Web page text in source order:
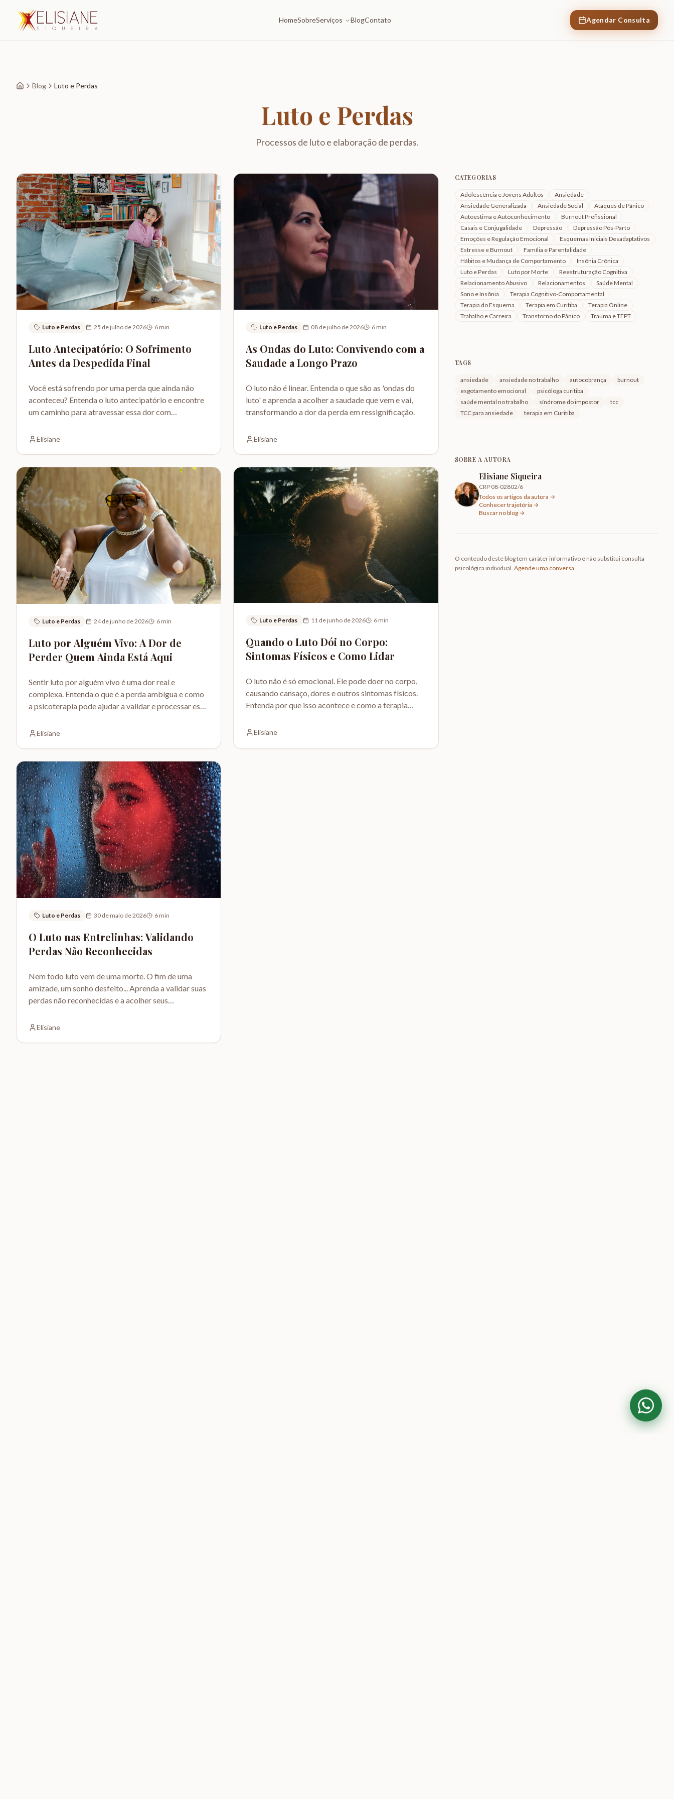
HomeSobreServiços BlogContato Agendar Consulta
Blog Luto e Perdas
Luto e Perdas
Processos de luto e elaboração de perdas.
Luto e Perdas 25 de julho de 2026 6min
Luto Antecipatório: O Sofrimento
Antes da Despedida Final
Você está sofrendo por uma perda que ainda não
aconteceu? Entenda o luto antecipatório e encontre
um caminho para atravessar essa dor com
Elisiane
Luto e Perdas 08 de julho de 2026 6min
As Ondas do Luto: Convivendo com a
Saudade a Longo Prazo
O luto não é linear. Entenda o que são as 'ondas do
luto' e aprenda a acolher a saudade que vem e vai,
transformando a dor da perda em ressignificação.
Elisiane
Luto e Perdas 24 de junho de 2026 6min
Luto por Alguém Vivo: A Dor de
Perder Quem Ainda Está Aqui
Sentir luto por alguém vivo é uma dor real e
complexa. Entenda o que é a perda ambígua e como
a psicoterapia pode ajudar a validar e processar esse
Elisiane
Luto e Perdas 11 de junho de 2026 6min
Quando o Luto Dói no Corpo:
Sintomas Físicos e Como Lidar
O luto não é só emocional. Ele pode doer no corpo,
causando cansaço, dores e outros sintomas físicos.
Entenda por que isso acontece e como a terapia
Elisiane
Luto e Perdas 30 de maio de 2026 6min
O Luto nas Entrelinhas: Validando
Perdas Não Reconhecidas
Nem todo luto vem de uma morte. O fim de uma
amizade, um sonho desfeito... Aprenda a validar suas
perdas não reconhecidas e a acolher seus
Elisiane
CATEGORIAS
Adolescência e Jovens Adultos
Ansiedade
Ansiedade Generalizada
Ansiedade Social
Ataques de Pânico
Autoestima e Autoconhecimento
Burnout Profissional
Casais e Conjugalidade
Depressão
Depressão Pós-Parto
Emoções e Regulação Emocional
Esquemas Iniciais Desadaptativos
Estresse e Burnout
Família e Parentalidade
Hábitos e Mudança de Comportamento
Insônia Crônica
Luto e Perdas
Luto por Morte
Reestruturação Cognitiva
Relacionamento Abusivo
Relacionamentos
Saúde Mental
Sono e Insônia
Terapia Cognitivo-Comportamental
Terapia do Esquema
Terapia em Curitiba
Terapia Online
Trabalho e Carreira
Transtorno do Pânico Trauma e TEPT
TAGS
ansiedade ansiedade no trabalho autocobrança
burnout
esgotamento emocional
psicóloga curitiba
saúde mental no trabalho
síndrome do impostor
tcc
TCC para ansiedade
terapia em Curitiba
SOBRE A AUTORA
Elisiane Siqueira
CRP 08-02802/6
Todos os artigos da autora →
Conhecer trajetória →
Buscar no blog →
O conteúdo deste blog tem caráter informativo e não substitui consulta
psicológica individual. Agende uma conversa.